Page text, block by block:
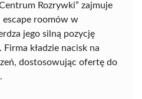
Rozrywki” zajmuje
escape roomów w
jego silną pozycję
kładzie nacisk na
dostosowując ofertę do